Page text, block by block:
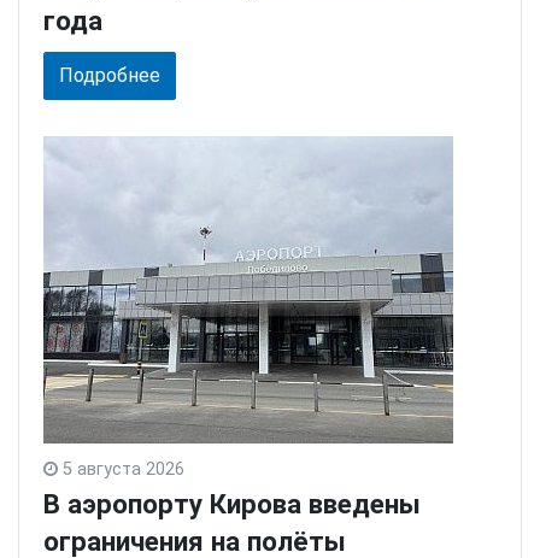
года
Подробнее
5 августа 2026
В аэропорту Кирова введены
ограничения на полёты